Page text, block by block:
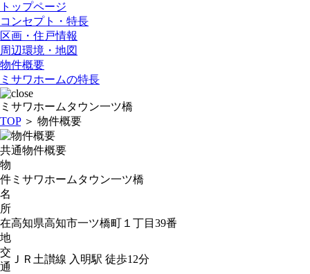
トップページ
コンセプト・特長
区画・住戸情報
周辺環境・地図
物件概要
ミサワホームの特長
ミサワホームタウン一ツ橋
TOP＞ 物件概要
共通物件概要
物
件
名
ミサワホームタウン一ツ橋
所
在
地
高知県高知市一ツ橋町１丁目39番
交
通
ＪＲ土讃線 入明駅 徒歩12分